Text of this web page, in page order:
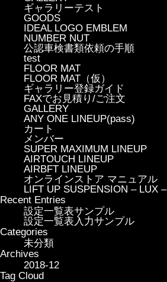
ギャラリーテスト
GOODS
IDEAL LOGO EMBLEM
NUMBER NUT
公認車検書類依頼の手順
test
FLOOR MAT
FLOOR MAT（仮）
ギャラリー登録ガイド
FAXでお見積り/ご注文
GALLERY
ANY ONE LINEUP(pass)
カート
メンバー
SUPER MAXIMUM LINEUP
AIRTOUCH LINEUP
AIRBFT LINEUP
オンラインストア マニュアル
LIFT UP SUSPENSION – LUX –
Recent Entries
設定一覧表サンプル
設定一覧表入力サンプル
Categories
未分類
Archives
2018-12
Tag Cloud